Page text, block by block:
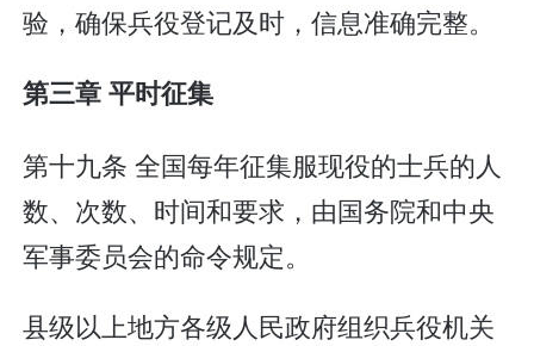
验，确保兵役登记及时，信息准确完整。
第三章 平时征集
第十九条 全国每年征集服现役的士兵的人
数、次数、时间和要求，由国务院和中央
军事委员会的命令规定。
县级以上地方各级人民政府组织兵役机关